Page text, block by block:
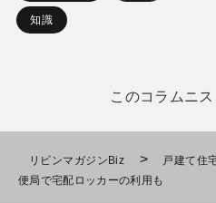
知識
このコラムニ
リビンマガジンBiz >
戸建て住
便局で宅配ロッカーの利用も